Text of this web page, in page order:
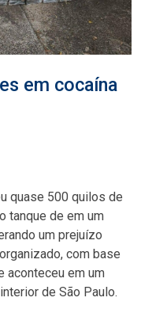
em cocaína
quase 500 quilos de
tanque de em um
um prejuízo
com base
aconteceu em um
de São Paulo.